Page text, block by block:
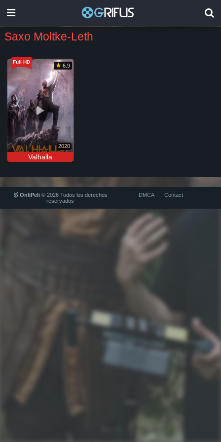
Saxo Moltke-Leth
6.9
Valhalla
2020
Full HD
🥇 OnliPeli © 2026 Todos los derechos
reservados
DMCA Contact